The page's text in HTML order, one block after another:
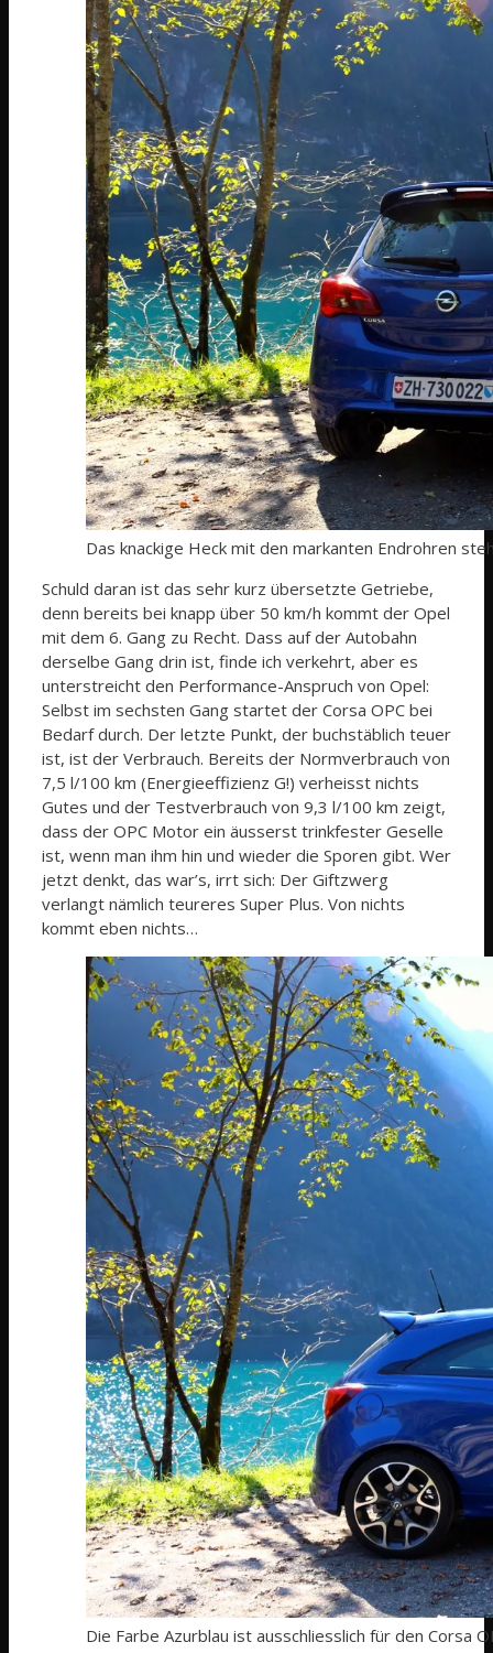
Das knackige Heck mit den markanten Endrohren
Schuld daran ist das sehr kurz übersetzte Getriebe,
denn bereits bei knapp über 50 km/h kommt der Opel
mit dem 6. Gang zu Recht. Dass auf der Autobahn
derselbe Gang drin ist, finde ich verkehrt, aber es
unterstreicht den Performance-Anspruch von Opel:
Selbst im sechsten Gang startet der Corsa OPC bei
Bedarf durch. Der letzte Punkt, der buchstäblich teuer
ist, ist der Verbrauch. Bereits der Normverbrauch von
7,5 l/100 km (Energieeffizienz G!) verheisst nichts
Gutes und der Testverbrauch von 9,3 l/100 km zeigt,
dass der OPC Motor ein äusserst trinkfester Geselle
ist, wenn man ihm hin und wieder die Sporen gibt. Wer
jetzt denkt, das war’s, irrt sich: Der Giftzwerg
verlangt nämlich teureres Super Plus. Von nichts
kommt eben nichts…
Die Farbe Azurblau ist ausschliesslich für den Corsa